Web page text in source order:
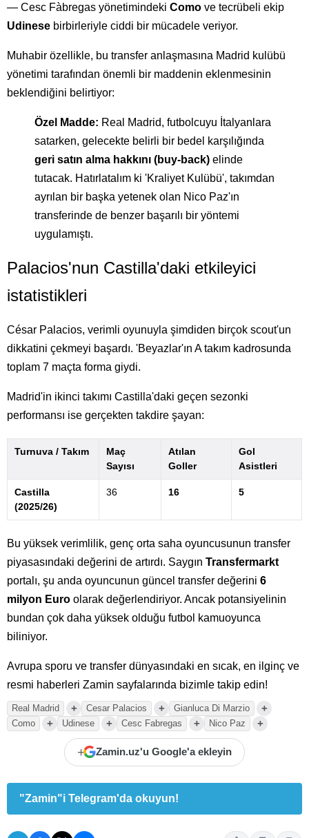
— Cesc Fàbregas yönetimindeki Como ve tecrübeli ekip
Udinese birbirleriyle ciddi bir mücadele veriyor.
Muhabir özellikle, bu transfer anlaşmasına Madrid kulübü
yönetimi tarafından önemli bir maddenin eklenmesinin
beklendiğini belirtiyor:
Özel Madde: Real Madrid, futbolcuyu İtalyanlara
satarken, gelecekte belirli bir bedel karşılığında
geri satın alma hakkını (buy-back) elinde
tutacak. Hatırlatalım ki 'Kraliyet Kulübü', takımdan
ayrılan bir başka yetenek olan Nico Paz'ın
transferinde de benzer başarılı bir yöntemi
uygulamıştı.
Palacios'nun Castilla'daki etkileyici
istatistikleri
César Palacios, verimli oyunuyla şimdiden birçok scout'un
dikkatini çekmeyi başardı. 'Beyazlar'ın A takım kadrosunda
toplam 7 maçta forma giydi.
Madrid'in ikinci takımı Castilla'daki geçen sezonki
performansı ise gerçekten takdire şayan:
Turnuva / Takım
Maç
Sayısı
Atılan
Goller
Gol
Asistleri
Castilla
(2025/26)
36 16 5
Bu yüksek verimlilik, genç orta saha oyuncusunun transfer
piyasasındaki değerini de artırdı. Saygın Transfermarkt
portalı, şu anda oyuncunun güncel transfer değerini 6
milyon Euro olarak değerlendiriyor. Ancak potansiyelinin
bundan çok daha yüksek olduğu futbol kamuoyunca
biliniyor.
Avrupa sporu ve transfer dünyasındaki en sıcak, en ilginç ve
resmi haberleri Zamin sayfalarında bizimle takip edin!
Real Madrid + Cesar Palacios + Gianluca Di Marzio +
Como + Udinese + Cesc Fabregas + Nico Paz +
+ Zamin.uz'u Google'a ekleyin
"Zamin"i Telegram'da okuyun!